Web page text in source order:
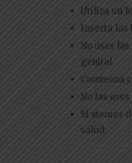
Utiliza un
Inserta las
No uses
genital.
Comienza
No las
Si sientes
salud.